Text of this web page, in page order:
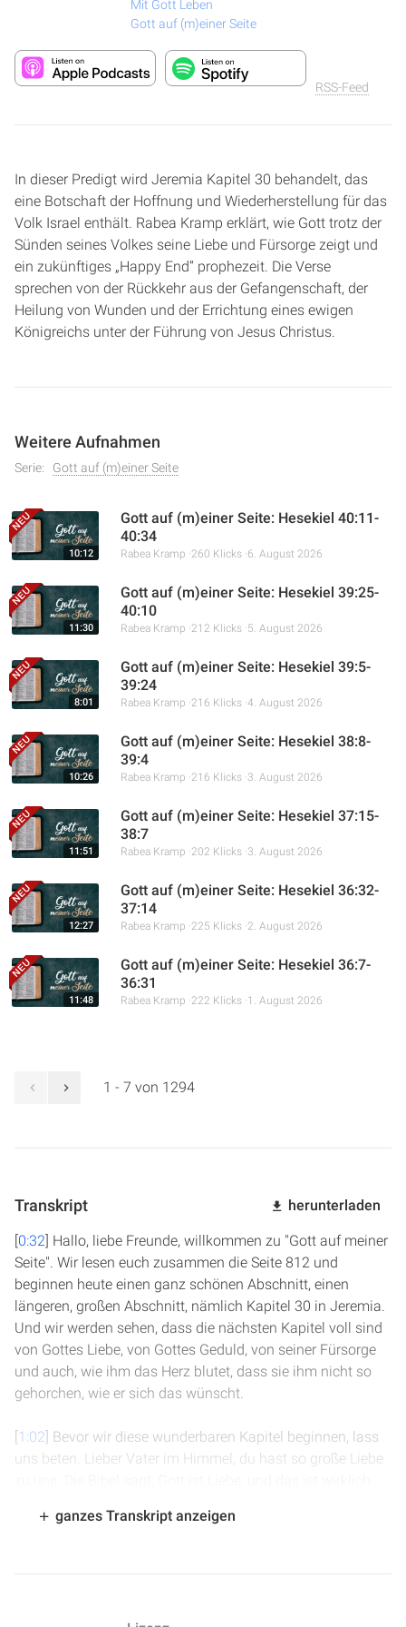
Mit Gott Leben
Gott auf (m)einer Seite
RSS-Feed
In dieser Predigt wird Jeremia Kapitel 30 behandelt, das
eine Botschaft der Hoffnung und Wiederherstellung für das
Volk Israel enthält. Rabea Kramp erklärt, wie Gott trotz der
Sünden seines Volkes seine Liebe und Fürsorge zeigt und
ein zukünftiges „Happy End“ prophezeit. Die Verse
sprechen von der Rückkehr aus der Gefangenschaft, der
Heilung von Wunden und der Errichtung eines ewigen
Königreichs unter der Führung von Jesus Christus.
Weitere Aufnahmen
Serie: Gott auf (m)einer Seite
10:12
Gott auf (m)einer Seite: Hesekiel 40:11-
40:34
Rabea Kramp 260 Klicks 6. August 2026
11:30
Gott auf (m)einer Seite: Hesekiel 39:25-
40:10
Rabea Kramp 212 Klicks 5. August 2026
8:01
Gott auf (m)einer Seite: Hesekiel 39:5-
39:24
Rabea Kramp 216 Klicks 4. August 2026
10:26
Gott auf (m)einer Seite: Hesekiel 38:8-
39:4
Rabea Kramp 216 Klicks 3. August 2026
11:51
Gott auf (m)einer Seite: Hesekiel 37:15-
38:7
Rabea Kramp 202 Klicks 3. August 2026
12:27
Gott auf (m)einer Seite: Hesekiel 36:32-
37:14
Rabea Kramp 225 Klicks 2. August 2026
11:48
Gott auf (m)einer Seite: Hesekiel 36:7-
36:31
Rabea Kramp 222 Klicks 1. August 2026
1 - 7 von 1294
Transkript herunterladen
[0:32] Hallo, liebe Freunde, willkommen zu "Gott auf meiner
Seite". Wir lesen euch zusammen die Seite 812 und
beginnen heute einen ganz schönen Abschnitt, einen
längeren, großen Abschnitt, nämlich Kapitel 30 in Jeremia.
Und wir werden sehen, dass die nächsten Kapitel voll sind
von Gottes Liebe, von Gottes Geduld, von seiner Fürsorge
und auch, wie ihm das Herz blutet, dass sie ihm nicht so
gehorchen, wie er sich das wünscht.
[1:02] Bevor wir diese wunderbaren Kapitel beginnen, lass
uns beten. Lieber Vater im Himmel, du hast so große Liebe
lass es uns auch ganz in Fleisch und Blut übergehen,
ganzes Transkript anzeigen